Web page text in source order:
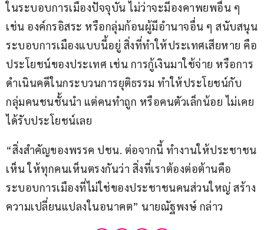
ในระบอบการเมืองปัจจุบัน ไม่ว่าจะมีองคาพยพอื่น ๆ
เช่น องค์กรอิสระ หรือกลุ่มก้อนผู้มีอำนาจอื่น ๆ สนับสนุน
ระบอบการเมืองแบบนี้อยู่ สิ่งที่ทำให้ประเทศเสียหาย คือ
ประโยชน์ของประเทศ เช่น การกู้เงินมาใช้จ่าย หรือการ
ดำเนินคดีในกระบวนการยุติธรรม ทำให้ประโยชน์กับ
กลุ่มคนชนชั้นนำ แต่คนทำถูก หรือคนตัวเล็กน้อย ไม่เคย
ได้รับประโยชน์เลย
“สิ่งสำคัญของพรรค ปชน. ต่อจากนี้ ทำงานให้ประชาชน
เห็น ให้ทุกคนเห็นตรงกันว่า สิ่งที่เราต้องต่อต้านคือ
ระบอบการเมืองที่ไม่ใช่ของประชาชนคนส่วนใหญ่ สร้าง
ความเปลี่ยนแปลงในอนาคต” นายณัฐพงษ์ กล่าว